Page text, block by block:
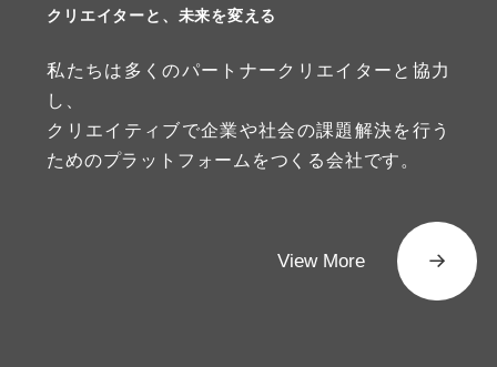
クリエイターと、未来を変える
私たちは多くのパートナークリエイターと協力
し、
クリエイティブで企業や社会の課題解決を行う
ためのプラットフォームをつくる会社です。
View More